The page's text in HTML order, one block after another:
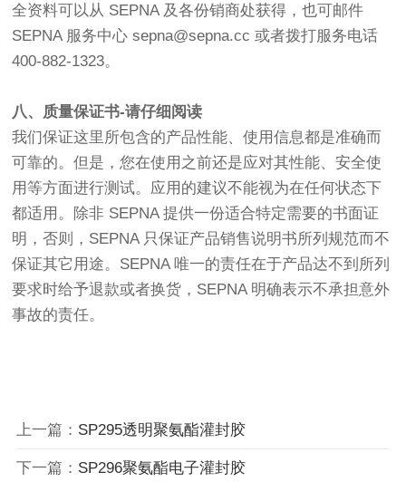
全资料可以从 SEPNA 及各份销商处获得，也可邮件
SEPNA 服务中心 sepna@sepna.cc 或者拨打服务电话
400-882-1323。
八、质量保证书-请仔细阅读
我们保证这里所包含的产品性能、使用信息都是准确而
可靠的。但是，您在使用之前还是应对其性能、安全使
用等方面进行测试。应用的建议不能视为在任何状态下
都适用。除非 SEPNA 提供一份适合特定需要的书面证
明，否则，SEPNA 只保证产品销售说明书所列规范而不
保证其它用途。SEPNA 唯一的责任在于产品达不到所列
要求时给予退款或者换货，SEPNA 明确表示不承担意外
事故的责任。
上一篇： SP295透明聚氨酯灌封胶
下一篇： SP296聚氨酯电子灌封胶